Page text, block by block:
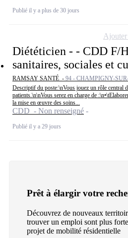
Publié il y a plus de 30 jours
Diététicien - - CDD F/
sanitaires, sociales et
RAMSAY SANTÉ - 94 - CHAMPIGNY-
Descriptif du poste:\nVous jouez un rôle central
patients.\n\nVous serez en charge de
la mise en œuvre des soins...
CDD - Non renseigné
Publié il y a 29 jours
Prêt à élargir votre
Découvrez de nouveaux
trouver un emploi sont plus
projet de mobilité résidentielle